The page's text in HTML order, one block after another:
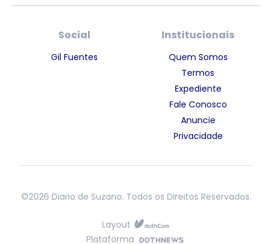
Social
Gil Fuentes
Institucionais
Quem Somos
Termos
Expediente
Fale Conosco
Anuncie
Privacidade
©2026 Diario de Suzano. Todos os Direitos Reservados.
Layout
Plataforma